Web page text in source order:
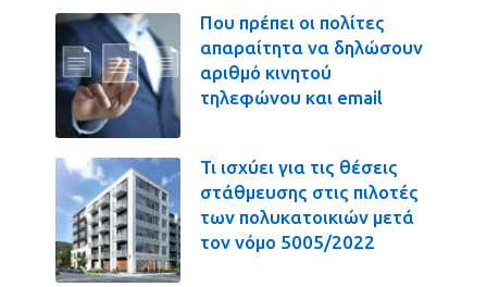
Που πρέπει οι πολίτες
απαραίτητα να δηλώσουν
αριθμό κινητού
τηλεφώνου και email
Τι ισχύει για τις θέσεις
στάθμευσης στις πιλοτές
των πολυκατοικιών μετά
τον νόμο 5005/2022